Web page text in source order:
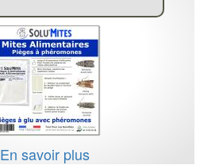
En savoir plus